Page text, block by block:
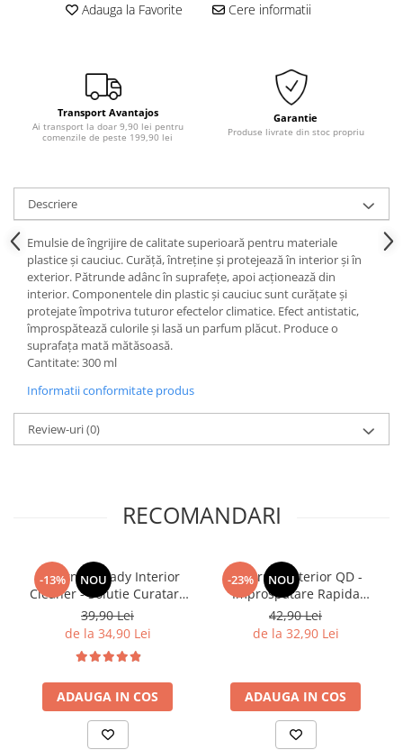
Incarcatoare Auto
Accesorii biciclete
Accesorii pentru biciclete
Intretinere biciclete
Lanterne si Lumini Semnalizare
Intretinere si Consumabile
Uleiuri si Aditivi
Antigel Auto
Baterii telecomanda
Cabluri si Accesorii Acumulatori
Canistre Auto
Intretinere Generala
Reparatii Roti
Scule si Echipamente
Depanare Auto
Diagrame Tahograf
Adauga la Favorite Cere informatii
Transport Avantajos
Ai transport la doar 9,90 lei pentru
comenzile de peste 199,90 lei
Garantie
Produse livrate din stoc propriu
Descriere
Emulsie de îngrijire de calitate superioară pentru materiale
plastice și cauciuc. Curăță, întreține și protejează în interior și în
exterior. Pătrunde adânc în suprafețe, apoi acționează din
interior. Componentele din plastic și cauciuc sunt curățate și
protejate împotriva tuturor efectelor climatice. Efect antistatic,
împrospătează culorile și lasă un parfum plăcut. Produce o
suprafața mată mătăsoasă.
Cantitate: 300 ml
Informatii conformitate produs
Review-uri(0)
RECOMANDARI
-13% NOU
Deturner Ready Interior
Cleaner - Solutie Curatare
Interior cu pH Neutru si
Efect Antibacterian 250ml
39,90 Lei
de la 34,90 Lei
ADAUGA IN COS
-23% NOU
Deturner Interior QD -
Improspatare Rapida
Interior cu Finisaj Mat si
Siguranta pentru Ecrane
LCD 250ml
42,90 Lei
de la 32,90 Lei
ADAUGA IN COS